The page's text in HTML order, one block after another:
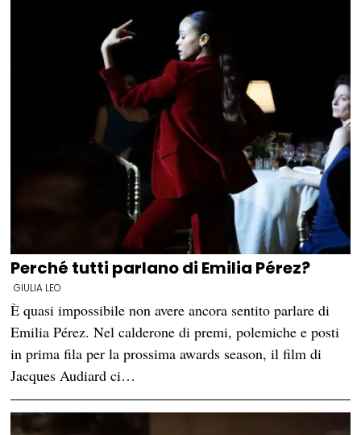
Perché tutti parlano di Emilia Pérez?
GIULIA LEO
È quasi impossibile non avere ancora sentito parlare di
Emilia Pérez. Nel calderone di premi, polemiche e posti
in prima fila per la prossima awards season, il film di
Jacques Audiard ci…